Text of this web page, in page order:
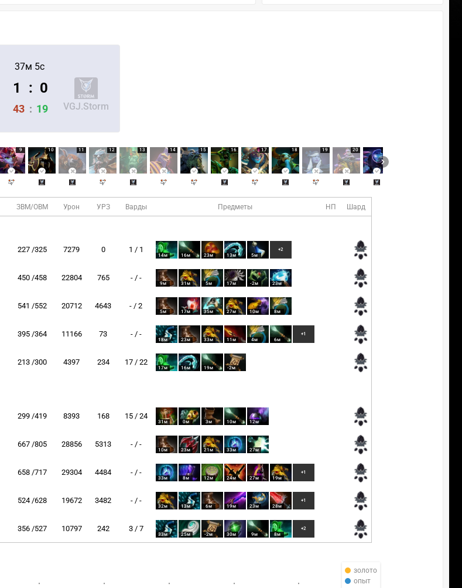
37м 5с
VGJ.Storm
1 : 0
43 : 19
9 10 11 12 13 14 15 16 17 18 19 20
ЗВМ/ОВМ Урон УРЗ Варды Предметы НП Шард
227 /325 7279 0 1 / 1
14м 16м 23м 13м 5м
+2
450 /458 22804 765 - / -
9м 31м 5м 17м -2м 23м
541 /552 20712 4643 - / 2
5м 17м 35м 27м 10м 8м
395 /364 11166 73 - / -
18м 23м 33м 11м 4м 6м
+1
213 /300 4397 234 17 / 22
17м 16м 19м -2м
299 /419 8393 168 15 / 24
31м 0м 3м 10м 12м
667 /805 28856 5313 - / -
10м 23м 21м 33м 27м
658 /717 29304 4484 - / -
33м 8м 12м 24м 27м 19м
+1
524 /628 19672 3482 - / -
32м 13м 6м 19м 23м 28м
+1
356 /527 10797 242 3 / 7
33м 25м -2м 30м 9м 8м
+2
золото
опыт